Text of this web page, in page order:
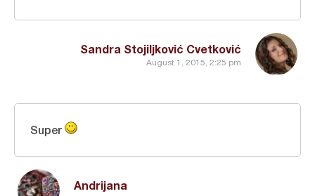
Sandra Stojiljković Cvetković
August 1, 2015, 2:25 pm
Andrijana
Super